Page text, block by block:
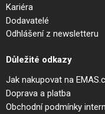
Kariéra
Dodavatelé
Odhlášení z newsletteru
Důležité odkazy
Jak nakupovat na
Doprava a platba
Obchodní podmínky